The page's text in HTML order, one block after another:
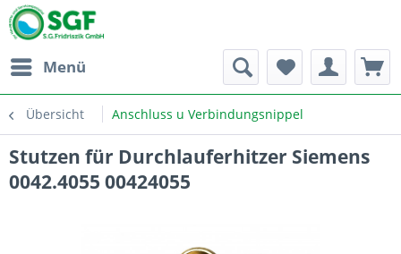
Menü
Übersicht Anschluss u Verbindungsnippel
Stutzen für Durchlauferhitzer Siemens
0042.4055 00424055